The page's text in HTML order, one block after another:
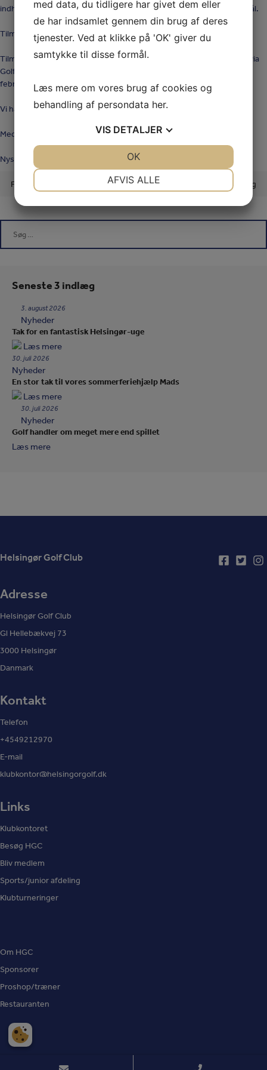
indhold og omfang, og der vil være rig mulighed for at stille spørgsmål.
Tilmelding
Tilmelding sker ved at sende en e-mail til
eller via
GolfBox under arrangementet
februar.
Vi håber at se mange af jer til informationsaftenen.
Med venlig hilsen
Nyspillerudvalget
Indlægsnavigation
Forrige indlæg Næste indlæg
Seneste 3 indlæg
3. august 2026
Nyheder
Tak for en fantastisk Helsingør-uge
Læs mere
30. juli 2026
Nyheder
En stor tak til vores sommerferiehjælp Mads
Læs mere
30. juli 2026
Nyheder
Golf handler om meget mere end spillet
Læs mere
Helsingør Golf Club
Adresse
Helsingør Golf Club
Gl Hellebækvej 73
3000 Helsingør
Danmark
Kontakt
Telefon
+4549212970
E-mail
klubkontor@helsingorgolf.dk
Links
Klubkontoret
Besøg HGC
Bliv medlem
Sports/junior afdeling
Klubturneringer
Om HGC
Sponsorer
Proshop/træner
Restauranten
med data, du tidligere har givet dem eller
de har indsamlet gennem din brug af deres
tjenester. Ved at klikke på 'OK' giver du
samtykke til disse formål.
Læs mere om vores brug af cookies og
behandling af persondata her.
VIS DETALJER
AFVIS ALLE
OK